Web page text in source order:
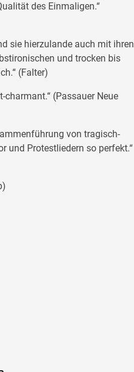
des Einmaligen.“
sie hierzulande auch mit ihren
und trocken bis
(Falter)
(Passauer Neue
von tragisch-
und Protestliedern so perfekt.“